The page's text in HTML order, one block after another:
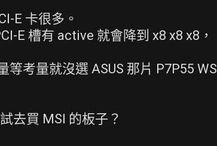
E 卡很多。
E 槽有 active 就會降到 x8 x8 x8，
考量就沒選 ASUS 那片 P7P55 WS
去買 MSI 的板子？